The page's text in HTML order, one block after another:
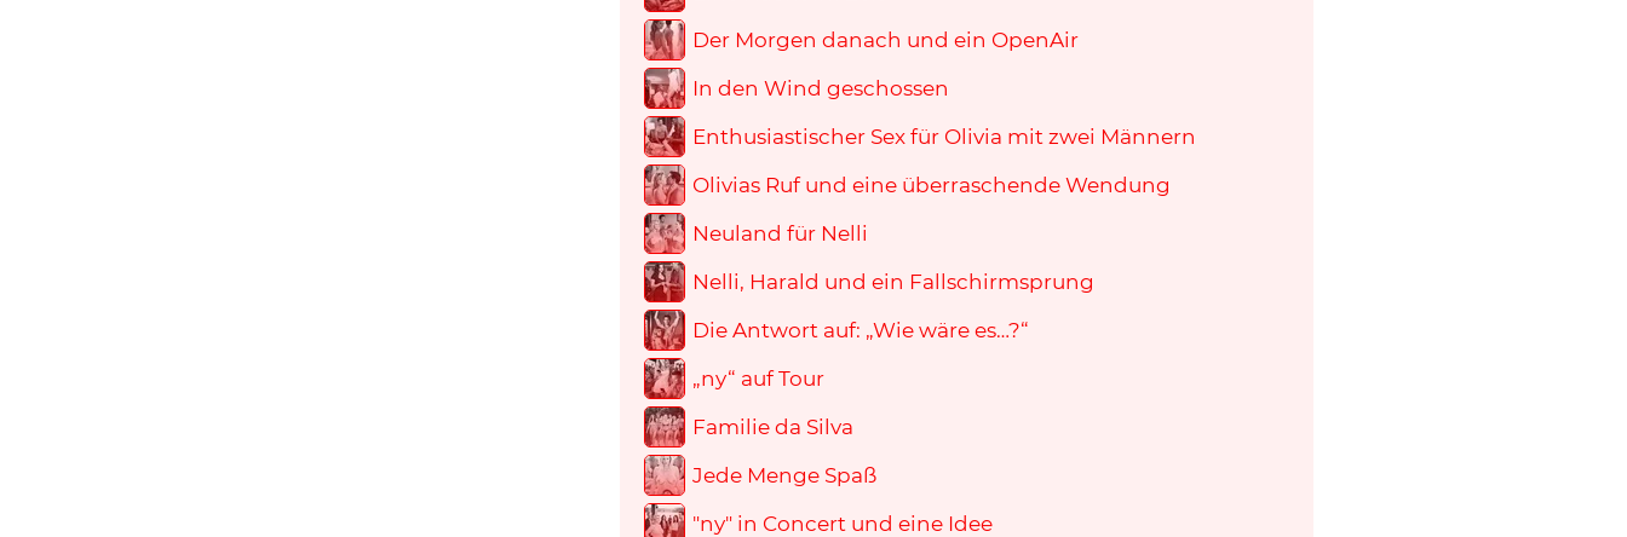
Der Morgen danach und ein OpenAir
In den Wind geschossen
Enthusiastischer Sex für Olivia mit zwei Männern
Olivias Ruf und eine überraschende Wendung
Neuland für Nelli
Nelli, Harald und ein Fallschirmsprung
Die Antwort auf: „Wie wäre es…?“
„ny“ auf Tour
Familie da Silva
Jede Menge Spaß
"ny" in Concert und eine Idee